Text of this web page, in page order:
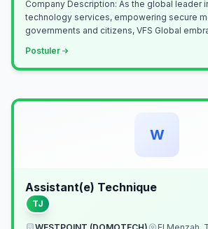
Company Description: As the global leader in trusted
technology services, empowering secure
governments and citizens, VFS Global
Postuler
W
Assistant(e) Technique
TJ